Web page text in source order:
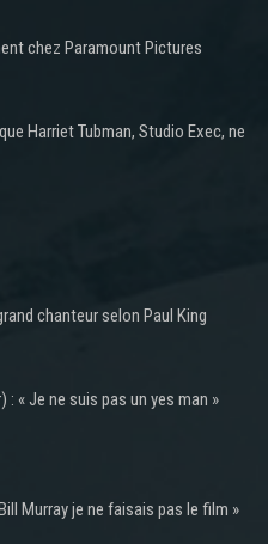
chez Paramount Pictures
Harriet Tubman, Studio Exec, ne
chanteur selon Paul King
« Je ne suis pas un yes man »
Murray je ne faisais pas le film »